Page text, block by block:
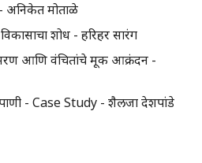
अनिकेत मोताळे
शोध - हरिहर सारंग
आणि वंचितांचे मूक आक्रंदन -
- Case Study - शैलजा देशपांडे